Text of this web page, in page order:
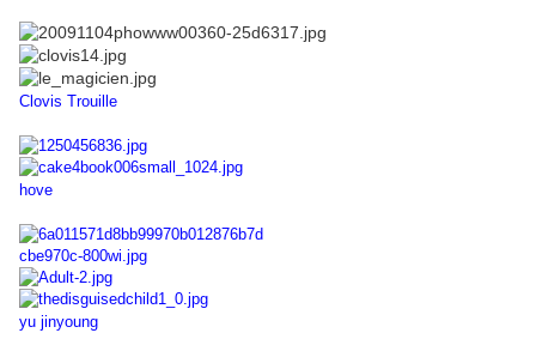
Clovis Trouille
hove
yu jinyoung